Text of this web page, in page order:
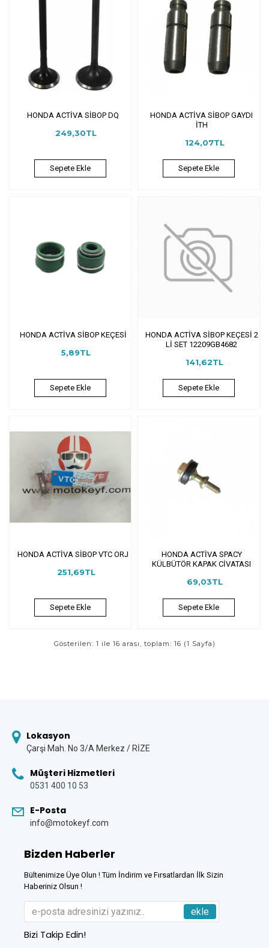
HONDA ACTİVA SİBOP DQ
249,30TL
Sepete Ekle
HONDA ACTİVA SİBOP GAYDI
İTH
124,07TL
Sepete Ekle
HONDA ACTİVA SİBOP KEÇESİ
5,89TL
Sepete Ekle
HONDA ACTİVA SİBOP KEÇESİ 2
Lİ SET 12209GB4682
141,62TL
Sepete Ekle
HONDA ACTİVA SİBOP VTC ORJ
251,69TL
Sepete Ekle
HONDA ACTİVA SPACY
KÜLBÜTÖR KAPAK CİVATASI
69,03TL
Sepete Ekle
Gösterilen: 1 ile 16 arası, toplam: 16 (1 Sayfa)
Lokasyon
Çarşi Mah. No 3/A Merkez / RİZE
Müşteri Hizmetleri
0531 400 10 53
E-Posta
info@motokeyf.com
Bizden Haberler
Bültenimize Üye Olun ! Tüm İndirim ve Fırsatlardan İlk Sizin
Haberiniz Olsun !
ekle
Bizi Takip Edin!